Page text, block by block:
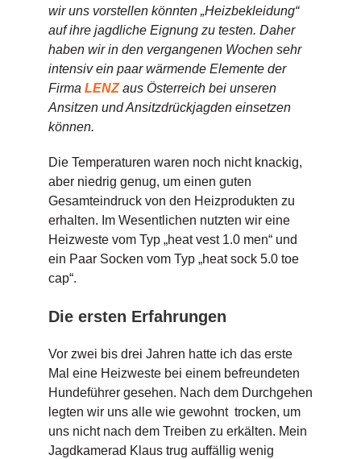
wir uns vorstellen könnten „Heizbekleidung“
auf ihre jagdliche Eignung zu testen. Daher
haben wir in den vergangenen Wochen sehr
intensiv ein paar wärmende Elemente der
Firma LENZaus Österreich bei unseren
Ansitzen und Ansitzdrückjagden einsetzen
können.
Die Temperaturen waren noch nicht knackig,
aber niedrig genug, um einen guten
Gesamteindruck von den Heizprodukten zu
erhalten. Im Wesentlichen nutzten wir eine
Heizweste vom Typ „heat vest 1.0 men“ und
ein Paar Socken vom Typ „heat sock 5.0 toe
cap“.
Die ersten Erfahrungen
Vor zwei bis drei Jahren hatte ich das erste
Mal eine Heizweste bei einem befreundeten
Hundeführer gesehen. Nach dem Durchgehen
legten wir uns alle wie gewohnt trocken, um
uns nicht nach dem Treiben zu erkälten. Mein
Jagdkamerad Klaus trug auffällig wenig